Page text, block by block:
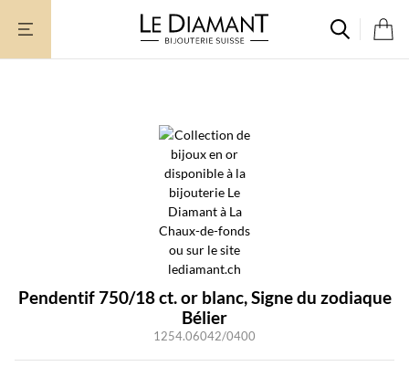
Pendentif 750/18 ct. or blanc, Signe du zodiaque
Bélier
1254.06042/0400